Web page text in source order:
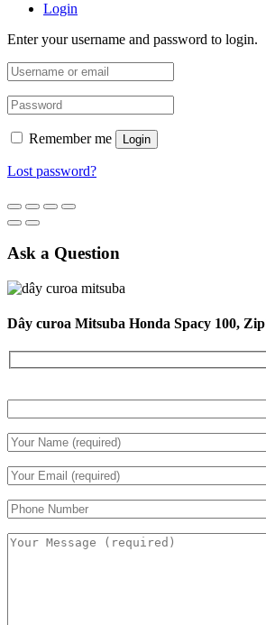
Login
Enter your username and password to login.
Remember me Login
Lost password?
Ask a Question
Dây curoa Mitsuba Honda Spacy 100,